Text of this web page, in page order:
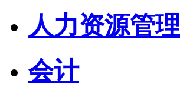
人力资源管理
会计